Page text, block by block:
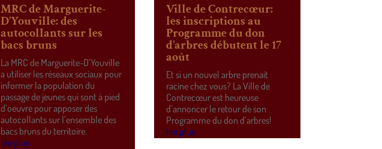
MRC de Marguerite-
D’Youville: des
autocollants sur les
bacs bruns
La MRC de Marguerite-D’Youville
a utiliser les réseaux sociaux pour
informer la population du
passage de jeunes qui sont à pied
d’oeuvre pour apposer des
autocollants sur l’ensemble des
bacs bruns du territoire.
lire plus
Ville de Contrecœur:
les inscriptions au
Programme du don
d’arbres débutent le 17
août
Et si un nouvel arbre prenait
racine chez vous? La Ville de
Contrecœur est heureuse
d’annoncer le retour de son
Programme du don d’arbres!
lire plus